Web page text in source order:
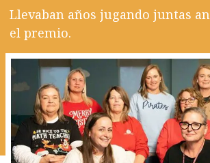
Llevaban años jugando juntas
el premio.